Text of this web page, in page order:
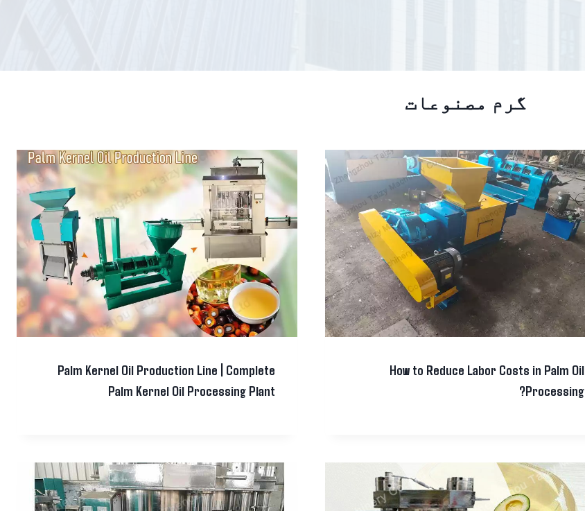
گرم مصنوعات
How to Reduce Labor Costs in Palm Oil
Processing?
Palm Kernel Oil Production Line | Complete
Palm Kernel Oil Processing Plant